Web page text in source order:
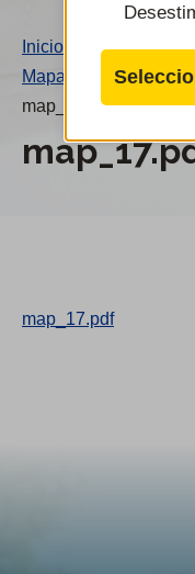
de
Cal
Water
Inicio
Mapa 17
map_17.pdf
map_17.pdf